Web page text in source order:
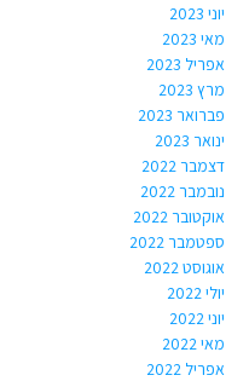
יוני 2023
מאי 2023
אפריל 2023
מרץ 2023
פברואר 2023
ינואר 2023
דצמבר 2022
נובמבר 2022
אוקטובר 2022
ספטמבר 2022
אוגוסט 2022
יולי 2022
יוני 2022
מאי 2022
אפריל 2022